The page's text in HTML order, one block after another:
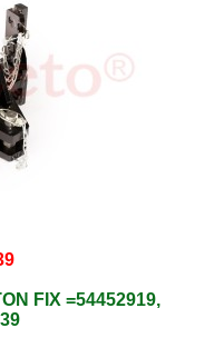
FIX =54452919,